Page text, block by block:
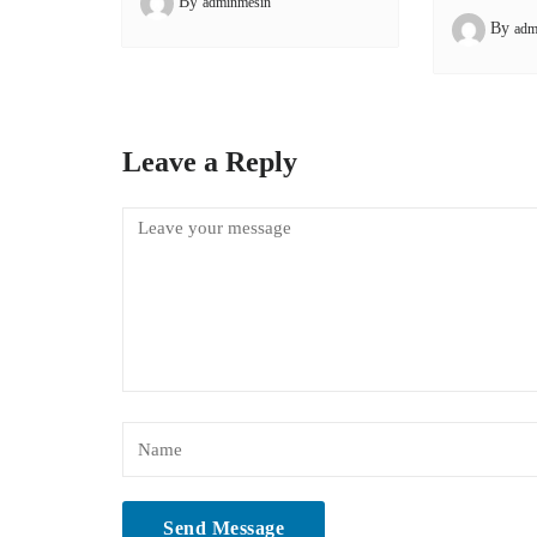
By
Leave a Reply